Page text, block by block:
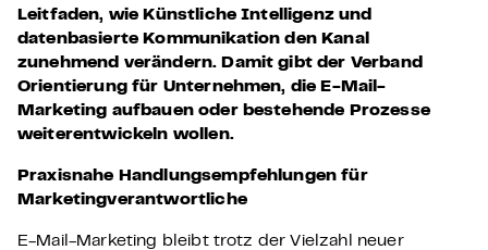
Leitfaden, wie Künstliche Intelligenz und
datenbasierte Kommunikation den Kanal
zunehmend verändern. Damit gibt der Verband
Orientierung für Unternehmen, die E-Mail-
Marketing aufbauen oder bestehende Prozesse
weiterentwickeln wollen.
Praxisnahe Handlungsempfehlungen für
Marketingverantwortliche
E-Mail-Marketing bleibt trotz der Vielzahl neuer